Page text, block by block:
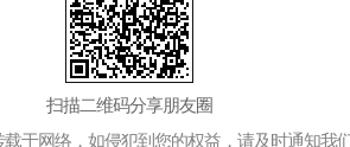
扫描二维码分享朋友圈
于网络，如侵犯到您的权益，请及时通知我